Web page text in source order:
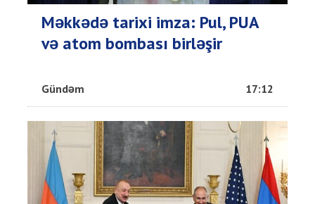
Məkkədə tarixi imza: Pul, PUA
və atom bombası birləşir
Gündəm 17:12